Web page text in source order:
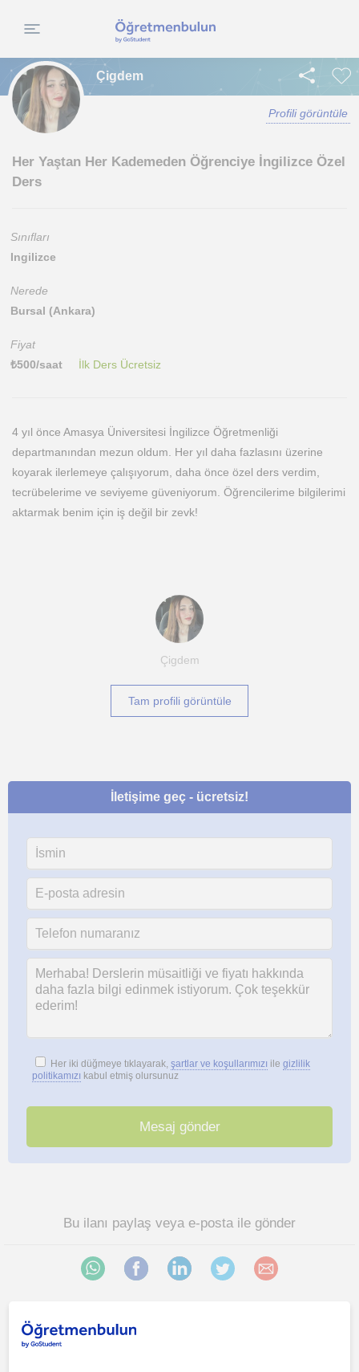
Çigdem
Profili görüntüle
Her Yaştan Her Kademeden Öğrenciye İngilizce Özel
Ders
Sınıfları
Ingilizce
Nerede
Bursal (Ankara)
Fiyat
₺500/saat İlk Ders Ücretsiz
4 yıl önce Amasya Üniversitesi İngilizce Öğretmenliği
departmanından mezun oldum. Her yıl daha fazlasını üzerine
koyarak ilerlemeye çalışıyorum, daha önce özel ders verdim,
tecrübelerime ve seviyeme güveniyorum. Öğrencilerime bilgilerimi
aktarmak benim için iş değil bir zevk!
Çigdem
Tam profili görüntüle
İletişime geç - ücretsiz!
Her iki düğmeye tıklayarak, şartlar ve koşullarımızı ile gizlilik
politikamızı kabul etmiş olursunuz
Bu ilanı paylaş veya e-posta ile gönder
Bursal bölgesinde ilginizi çekebilecek diğer Ingilizce